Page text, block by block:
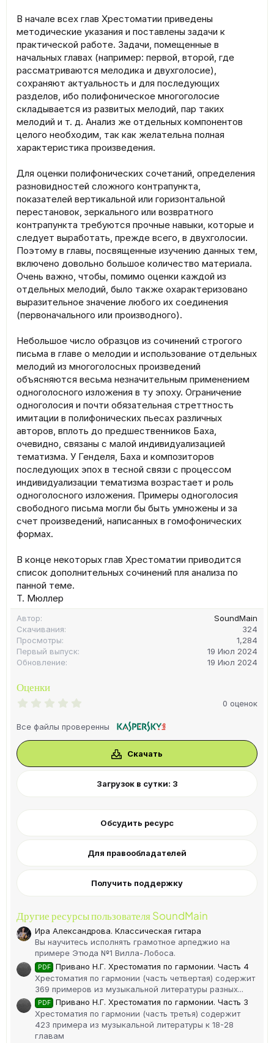
В начале всех глав Хрестоматии приведены
методические указания и поставлены задачи к
практической работе. Задачи, помещенные в
начальных главах (например: первой, второй, где
рассматриваются мелодика и двухголосие),
сохраняют актуальность и для последующих
разделов, ибо полифоническое многоголосие
складывается из развитых мелодий, пар таких
мелодий и т. д. Анализ же отдельных компонентов
целого необходим, так как желательна полная
характеристика произведения.
Для оценки полифонических сочетаний, определения
разновидностей сложного контрапункта,
показателей вертикальной или горизонтальной
перестановок, зеркального или возвратного
контрапункта требуются прочные навыки, которые и
следует выработать, прежде всего, в двухголосии.
Поэтому в главы, посвященные изучению данных тем,
включено довольно большое количество материала.
Очень важно, чтобы, помимо оценки каждой из
отдельных мелодий, было также охарактеризовано
выразительное значение любого их соединения
(первоначального или производного).
Небольшое число образцов из сочинений строгого
письма в главе о мелодии и использование отдельных
мелодий из многоголосных произведений
объясняются весьма незначительным применением
одноголосного изложения в ту эпоху. Ограничение
одноголосия и почти обязательная стреттность
имитации в полифонических пьесах различных
авторов, вплоть до предшественников Баха,
очевидно, связаны с малой индивидуализацией
тематизма. У Генделя, Баха и композиторов
последующих эпох в тесной связи с процессом
индивидуализации тематизма возрастает и роль
одноголосного изложения. Примеры одноголосия
свободного письма могли бы быть умножены и за
счет произведений, написанных в гомофонических
формах.
В конце некоторых глав Хрестоматии приводится
список дополнительных сочинений пля анализа по
панной теме.
Т. Мюллер
Автор
SoundMain
Скачивания
324
Просмотры
1,284
Первый выпуск
19 Июл 2024
Обновление
19 Июл 2024
Оценки
0
з
з
0 оценок
Все файлы проверенны
Скачать
Загрузок в сутки: 3
Обсудить ресурс
Для правообладателей
Получить поддержку
Другие ресурсы пользователя SoundMain
Ира Александрова. Классическая гитара
Вы научитесь исполнять грамотное арпеджио на
примере Этюда №1 Вилла-Лобоса.
PDF
Привано Н.Г. Хрестоматия по гармонии. Часть 4
Хрестоматия по гармонии (часть четвертая) содержит
369 примеров из музыкальной литературы разных...
PDF
Привано Н.Г. Хрестоматия по гармонии. Часть 3
Хрестоматия по гармонии (часть третья) содержит
423 примера из музыкальной литературы к 18-28
главам